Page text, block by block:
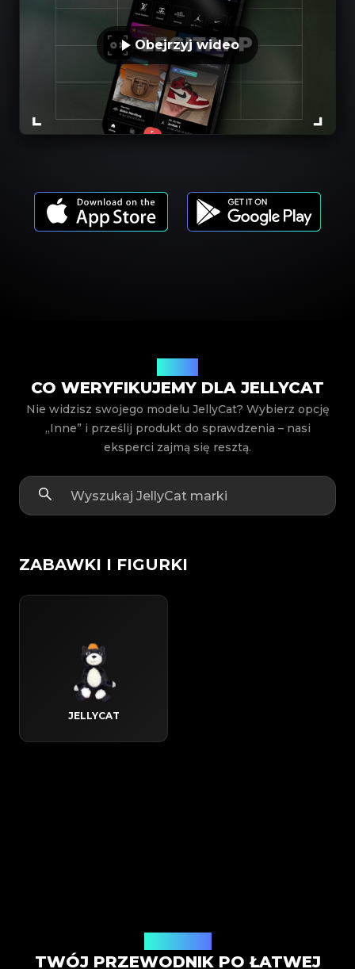
Obejrzyj wideo
CO WERYFIKUJEMY DLA JELLYCAT
Nie widzisz swojego modelu JellyCat? Wybierz opcję
„Inne” i prześlij produkt do sprawdzenia – nasi
eksperci zajmą się resztą.
ZABAWKI I FIGURKI
JELLYCAT
TWÓJ PRZEWODNIK PO ŁATWEJ